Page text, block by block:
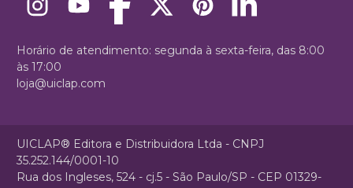
Horário de atendimento: segunda à sexta-feira, das 8:00
às 17:00
loja@uiclap.com
UICLAP® Editora e Distribuidora Ltda - CNPJ
35.252.144/0001-10
Rua dos Ingleses, 524 - cj.5 - São Paulo/SP - CEP 01329-